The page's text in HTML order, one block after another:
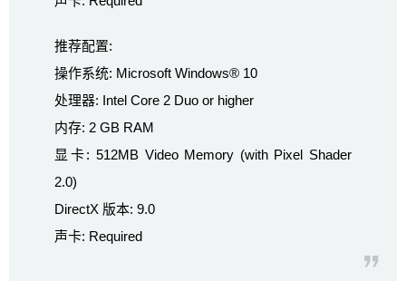
推荐配置:
操作系统: Microsoft Windows® 10
处理器: Intel Core 2 Duo or higher
内存: 2 GB RAM
显卡: 512MB Video Memory (with Pixel Shader
2.0)
DirectX 版本: 9.0
声卡: Required